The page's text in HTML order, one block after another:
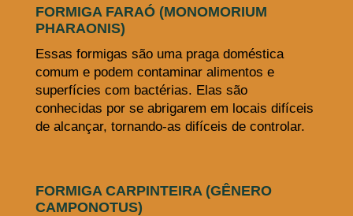
FORMIGA FARAÓ (MONOMORIUM
PHARAONIS)
Essas formigas são uma praga doméstica
comum e podem contaminar alimentos e
superfícies com bactérias. Elas são
conhecidas por se abrigarem em locais difíceis
de alcançar, tornando-as difíceis de controlar.
FORMIGA CARPINTEIRA (GÊNERO
CAMPONOTUS)